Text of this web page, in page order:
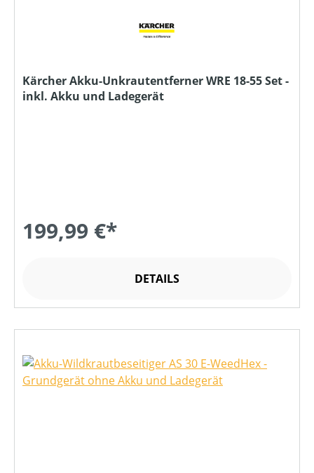
Kärcher Akku-Unkrautentferner WRE 18-55 Set -
inkl. Akku und Ladegerät
199,99 €*
DETAILS